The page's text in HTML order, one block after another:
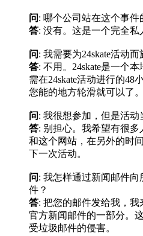
问: 哪个公司站在这个事件
答: 没有。这是一个完全私
问: 我需要为24skate活动
答: 不用。24skate是一个
需在24skate活动进行的48
您能的地方轮滑就可以了。
问: 我很想参加，但是活动
答: 别担心。我希望有很
和这个网站，在另外的时
下一次活动。
问: 我怎样通过新闻邮件
件？
答: 把您的邮件发给我，
官方新闻邮件的一部分。
受垃圾邮件的侵害。